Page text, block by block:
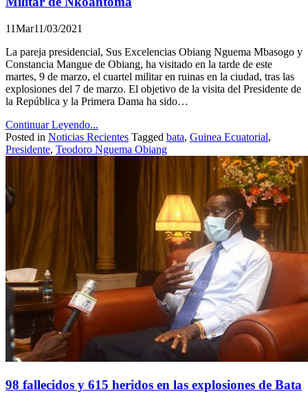
11Mar11/03/2021
La pareja presidencial, Sus Excelencias Obiang Nguema Mbasogo y
Constancia Mangue de Obiang, ha visitado en la tarde de este
martes, 9 de marzo, el cuartel militar en ruinas en la ciudad, tras las
explosiones del 7 de marzo. El objetivo de la visita del Presidente de
la República y la Primera Dama ha sido…
Continuar Leyendo...
Posted in Noticias Recientes Tagged bata, Guinea Ecuatorial,
Presidente, Teodoro Nguema Obiang
98 fallecidos y 615 heridos en las explosiones de Bata